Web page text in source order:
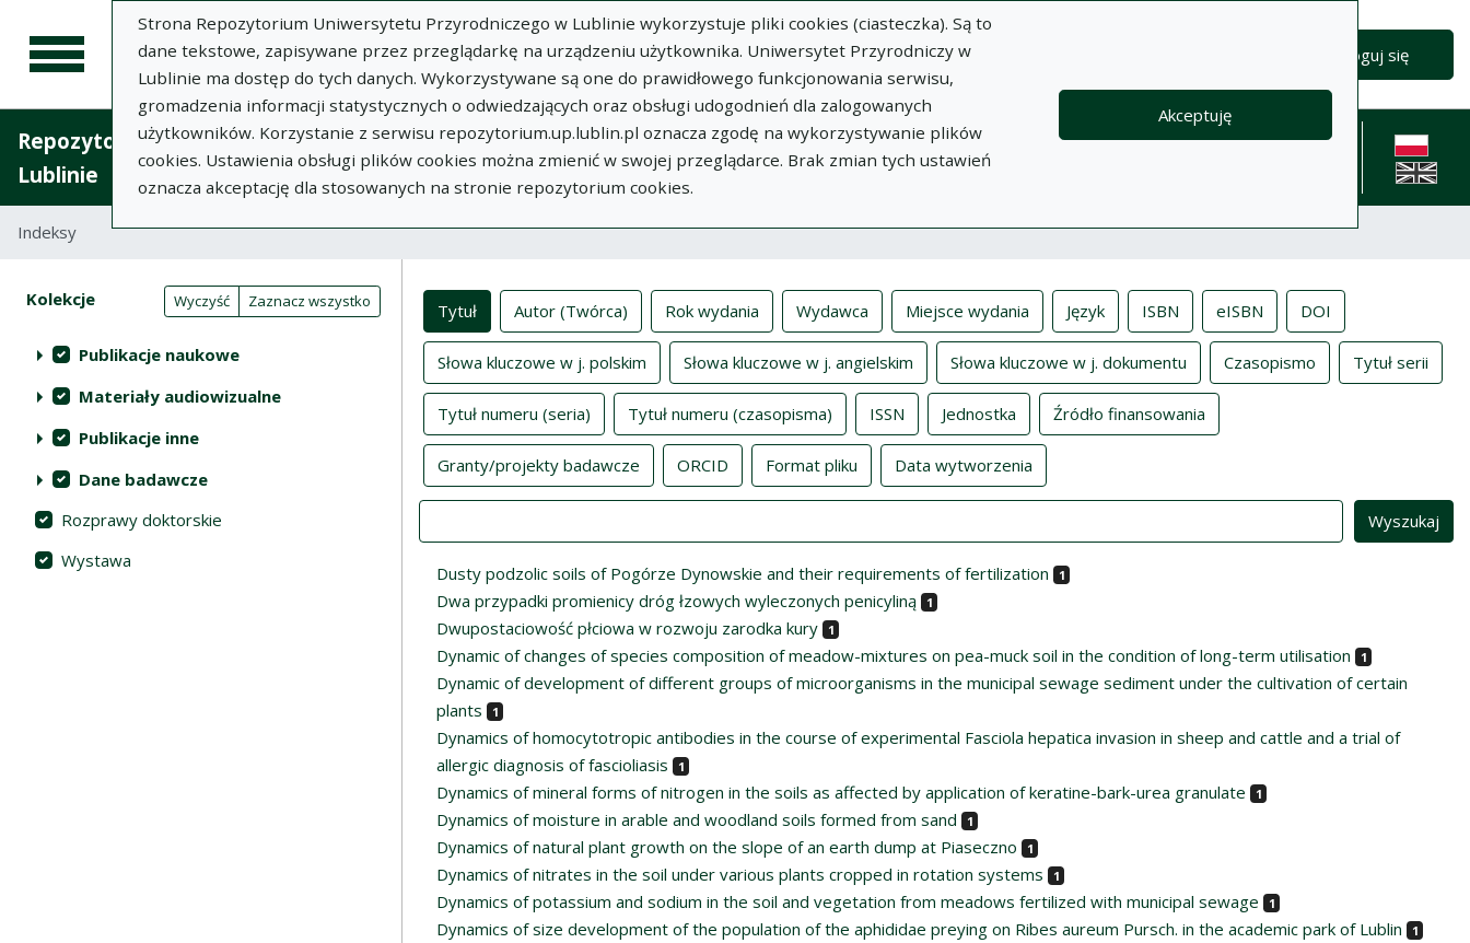
Strona Repozytorium Uniwersytetu Przyrodniczego w Lublinie wykorzystuje pliki cookies (ciasteczka). Są to
dane tekstowe, zapisywane przez przeglądarkę na urządzeniu użytkownika. Uniwersytet Przyrodniczy w
Lublinie ma dostęp do tych danych. Wykorzystywane są one do prawidłowego funkcjonowania serwisu,
gromadzenia informacji statystycznych o odwiedzających oraz obsługi udogodnień dla zalogowanych
użytkowników. Korzystanie z serwisu repozytorium.up.lublin.pl oznacza zgodę na wykorzystywanie plików
cookies. Ustawienia obsługi plików cookies można zmienić w swojej przeglądarce. Brak zmian tych ustawień
oznacza akceptację dla stosowanych na stronie repozytorium cookies.
Akceptuję
Zaloguj się
Repozytorium Uniwersytetu Przyrodniczego w
Lublinie
Dodaj
publikację
O
Repozytorium
Dokumenty Informacje Pomoc
Polityka
Kontakt
English
Indeksy
Akcje na kolekcjach Wyczyść Zaznacz wszystko
Kolekcje (automatyczne przeładowanie treści)
Publikacje naukowe
Materiały audiowizualne
Publikacje inne
Dane badawcze
Rozprawy doktorskie
Wystawa
Indeksy
Tytuł Autor (Twórca) Rok wydania Wydawca Miejsce wydania Język ISBN eISBN DOI
Słowa kluczowe w j. polskim Słowa kluczowe w j. angielskim Słowa kluczowe w j. dokumentu Czasopismo Tytuł serii
Tytuł numeru (seria) Tytuł numeru (czasopisma) ISSN Jednostka Źródło finansowania
Granty/projekty badawcze ORCID Format pliku Data wytworzenia
Dusty podzolic soils of Pogórze Dynowskie and their requirements of fertilization 1
Dwa przypadki promienicy dróg łzowych wyleczonych penicyliną 1
Dwupostaciowość płciowa w rozwoju zarodka kury 1
Dynamic of changes of species composition of meadow-mixtures on pea-muck soil in the condition of long-term utilisation 1
Dynamic of development of different groups of microorganisms in the municipal sewage sediment under the cultivation of certain
plants
1
Dynamics of homocytotropic antibodies in the course of experimental Fasciola hepatica invasion in sheep and cattle and a trial of
allergic diagnosis of fascioliasis
1
Dynamics of mineral forms of nitrogen in the soils as affected by application of keratine-bark-urea granulate 1
Dynamics of moisture in arable and woodland soils formed from sand 1
Dynamics of natural plant growth on the slope of an earth dump at Piaseczno 1
Dynamics of nitrates in the soil under various plants cropped in rotation systems 1
Dynamics of potassium and sodium in the soil and vegetation from meadows fertilized with municipal sewage 1
Dynamics of size development of the population of the aphididae preying on Ribes aureum Pursch. in the academic park of Lublin 1